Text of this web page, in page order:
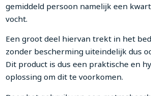
gemiddeld persoon namelijk een
vocht.
Een groot deel hiervan trekt in het
zonder bescherming uiteindelijk dus
Dit product is dus een praktische en
oplossing om dit te voorkomen.